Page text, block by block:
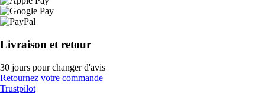
Livraison et retour
30 jours pour changer d'avis
Retournez votre commande
Trustpilot